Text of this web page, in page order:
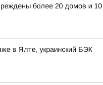
более 20 домов и
в Ялте, украинский БЭК